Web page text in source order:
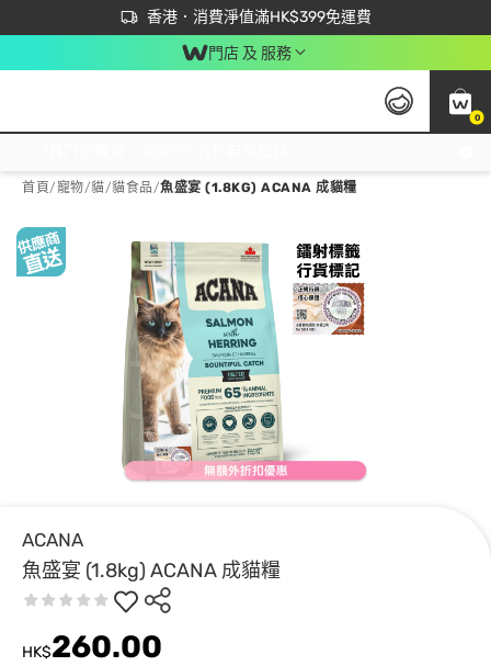
香港．消費淨值滿HK$399免運費
立即成為易賞錢會員盡享獨家優惠
首次APP下單買滿$450 輸入 NEWAPP 即減$50
門店 及 服務
0
首頁/寵物/貓/貓食品/魚盛宴 (1.8KG) ACANA 成貓糧
ACANA
魚盛宴 (1.8kg) ACANA 成貓糧
HK$260.00